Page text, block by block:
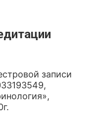
записи